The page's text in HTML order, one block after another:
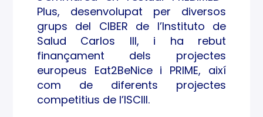
Plus, desenvolupat per diversos
grups del CIBER de l’Instituto de
Salud Carlos III, i ha rebut
finançament dels projectes
europeus Eat2BeNice i PRIME, així
com de diferents projectes
competitius de l’ISCIII.